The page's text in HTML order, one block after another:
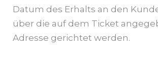
Datum des Erhalts an den
über die auf dem Ticket
Adresse gerichtet werden.